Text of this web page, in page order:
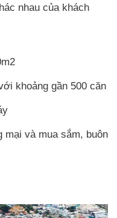
nhau của khách
khoảng gần 500 căn
mại và mua sắm, buôn